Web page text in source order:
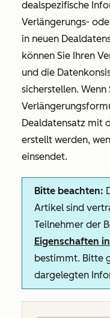
dealspezifische
Verlängerungs-
in neuen
können Sie Ihren
und die
sicherstellen. Wenn
Dealdatensatz mit
erstellt werden,
einsendet.
Bitte beachten:
Artikel sind
Teilnehmer der
Eigenschaften
bestimmt. Bitte
dargelegten